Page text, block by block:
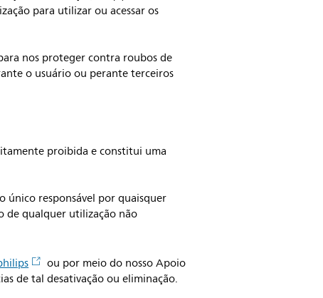
para utilizar ou acessar os
nos proteger contra roubos de
o usuário ou perante terceiros
proibida e constitui uma
único responsável por quaisquer
de qualquer utilização não
ou por meio do nosso Apoio
de tal desativação ou eliminação.